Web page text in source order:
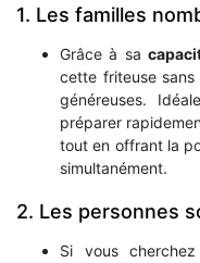
1. Les familles
Grâce à sa
cette friteuse
généreuses.
préparer
tout en offrant la
simultanément.
2. Les personnes
Si vous